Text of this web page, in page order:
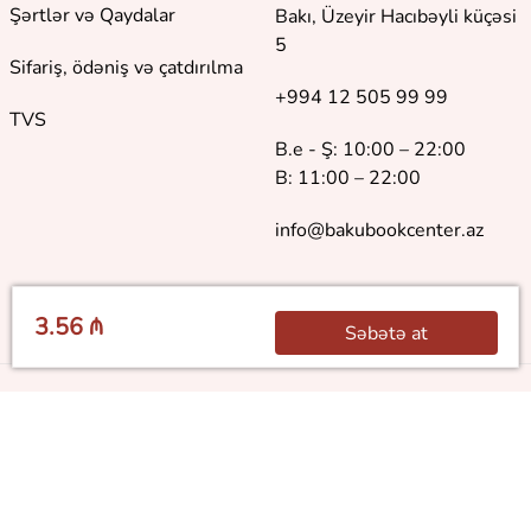
3.56 ₼ Səbətə at
Şərtlər və Qaydalar
Sifariş, ödəniş və çatdırılma
TVS
Bakı, Üzeyir Hacıbəyli küçəsi
5
+994 12 505 99 99
B.e - Ş: 10:00 – 22:00
B: 11:00 – 22:00
info@bakubookcenter.az